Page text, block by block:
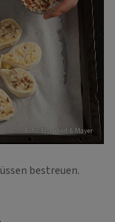
Foto: Eisenhut & Mayer
bestreuen.